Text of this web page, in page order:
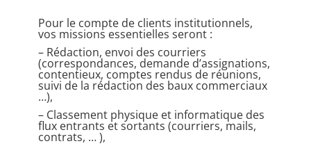
Pour le compte de clients institutionnels,
vos missions essentielles seront :
– Rédaction, envoi des courriers
(correspondances, demande d’assignations,
contentieux, comptes rendus de réunions,
suivi de la rédaction des baux commerciaux
…),
– Classement physique et informatique des
flux entrants et sortants (courriers, mails,
contrats, … ),